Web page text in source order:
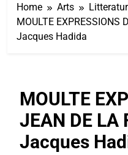
Home Arts
MOULTE EXPRESSIONS
Jacques Hadida
MOULTE
JEAN DE LA
Jacques